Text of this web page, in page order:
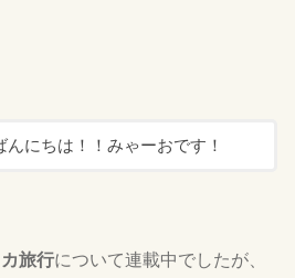
んにちは！！みゃーおです！
旅行について連載中でしたが、